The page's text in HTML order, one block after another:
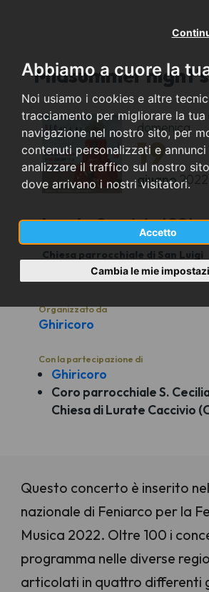
Abbiamo a cuore la
Noi usiamo i cookies e altre
tracciamento per migliorare la tua
navigazione nel nostro sito, per
contenuti personalizzati e
analizzare il traffico sul nostro
dove arrivano i nostri visitatori.
Accetto
Cambia le mie
Midsummer
domenica
19
giugno 2022
Lurate Caccivio (CO)
Chiesa parrocchiale di San Luigi
Organizzato da
Ghiricoro
Con la partecipazione di
Ghiricoro
Coro parrocchiale S.
Chiesa di Lurate Caccivio
Questo concerto è inserito
nazionale di Feniarco per la
Musica 2022. Oltre 100 i
programma nelle diverse
articolati in quattro differenti